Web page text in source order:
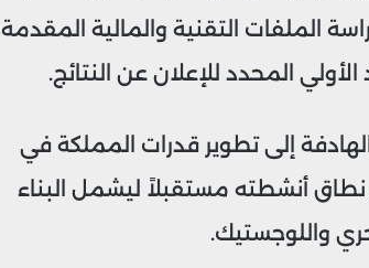
الملفات التقنية والمالية المقدمة
المحدد للإعلان عن النتائج.
إلى تطوير قدرات المملكة في
أنشطته مستقبلاً ليشمل البناء
واللوجستيك.